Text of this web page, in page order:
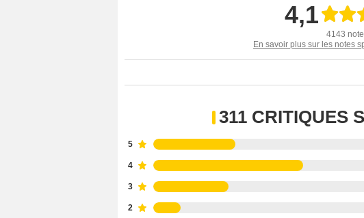
4,1
4143
En savoir plus sur les notes
311 CRITIQUES
5
4
3
2